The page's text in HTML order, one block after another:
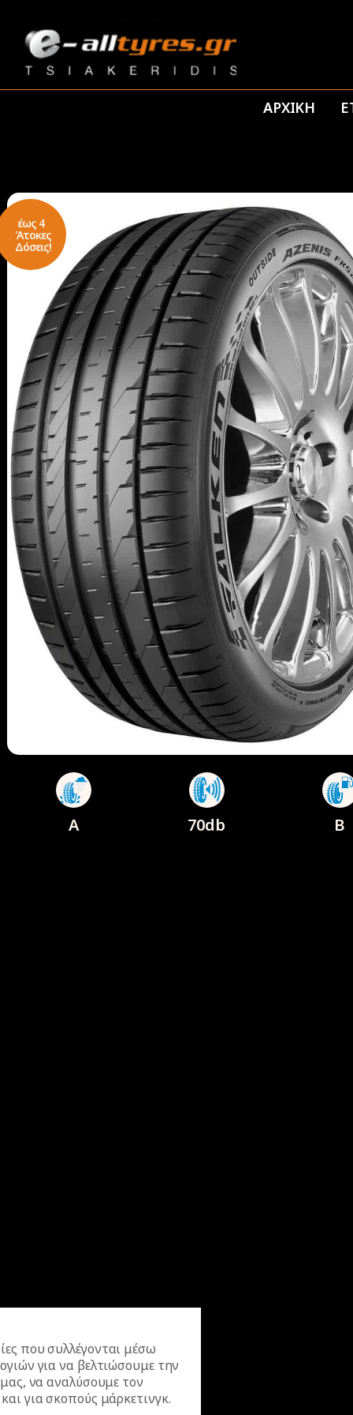
ΑΡΧΙΚΗ
έως 4
Άτοκες
Δόσεις!
A 70db B
που συλλέγονται μέσω
για να βελτιώσουμε την
να αναλύσουμε τον
για σκοπούς μάρκετινγκ.